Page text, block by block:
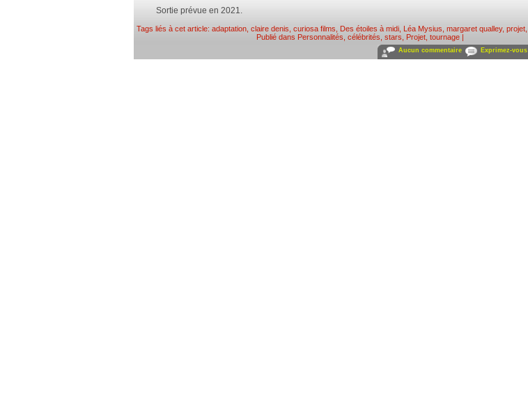
Sortie prévue en 2021.
Tags liés à cet article: adaptation, claire denis curiosa films Des étoiles à midi, Léa Mysius margaret qualley, projet,
Publié dans Personnalités, célébrités, stars Projet, tournage |
Aucun commentaire Exprimez-vous